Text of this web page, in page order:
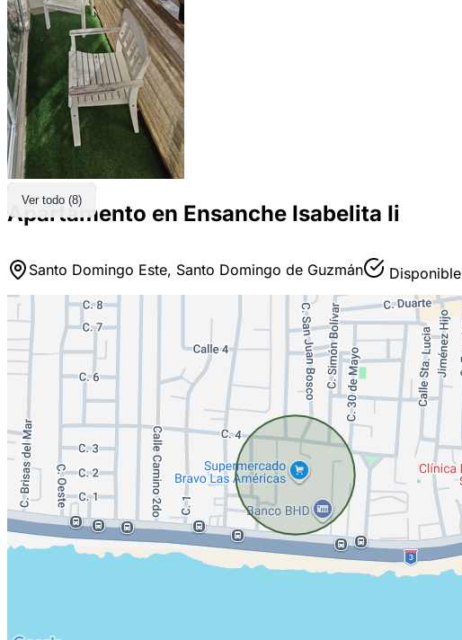
Ver todo (8)
Apartamento en Ensanche Isabelita Ii
Santo Domingo Este, Santo Domingo de Guzmán Disponible